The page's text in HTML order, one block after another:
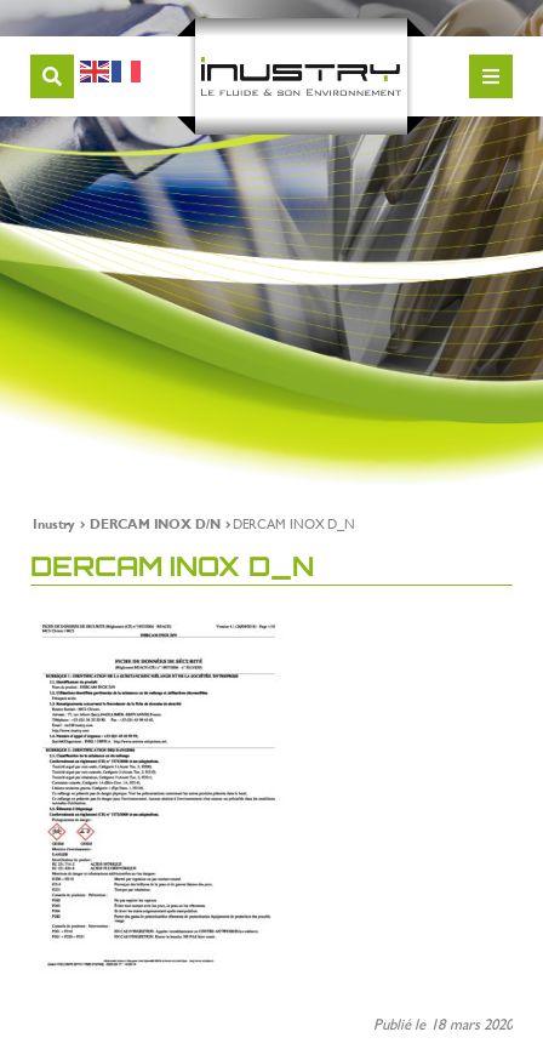
Inustry DERCAM INOX D/N DERCAM INOX D_N
DERCAM INOX D_N
Publié le 18 mars 2020